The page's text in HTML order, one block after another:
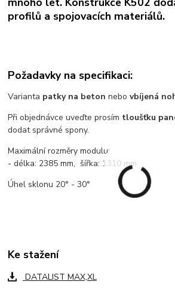
profilů a spojovacích materiálů.
Požadavky na specifikaci:
Varianta patky na beton nebovbíjená
Při objednávce uveďte prosím tloušťku
dodat správné spony.
Maximální rozměry modulu:
- délka: 2385 mm, šířka: 1310 mm
Úhel sklonu 20° - 30°
Ke stažení
DATALIST MAX,XL